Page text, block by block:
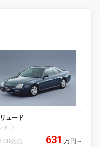
ュード
ダ
発売 631 万円 ～